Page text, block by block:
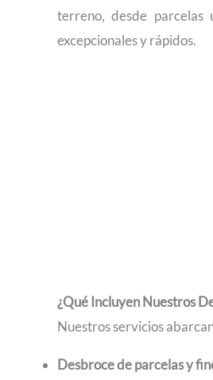
terreno, desde parcelas
excepcionales y rápidos.
¿Qué Incluyen Nuestros
Nuestros servicios
Desbroce de parcelas y